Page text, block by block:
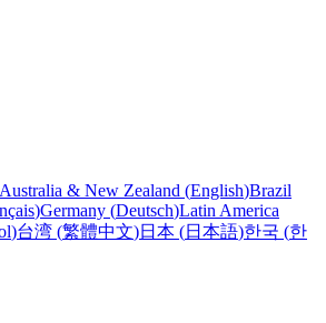
Australia & New Zealand (English)Brazil
)Germany (Deutsch)Latin America
)台湾 (繁體中文)日本 (日本語)한국 (한